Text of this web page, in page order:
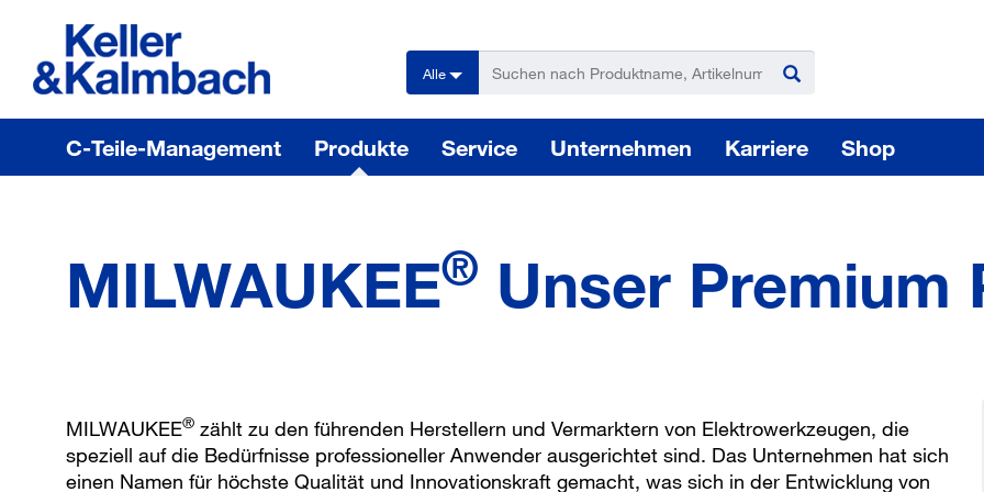
Alle
C-Teile-Management Produkte Service Unternehmen Karriere Shop
MILWAUKEE® Unser Premium
MILWAUKEE® zählt zu den führenden Herstellern und Vermarktern von Elektrowerkzeugen, die
speziell auf die Bedürfnisse professioneller Anwender ausgerichtet sind. Das Unternehmen hat sich
einen Namen für höchste Qualität und Innovationskraft gemacht, was sich in der Entwicklung von